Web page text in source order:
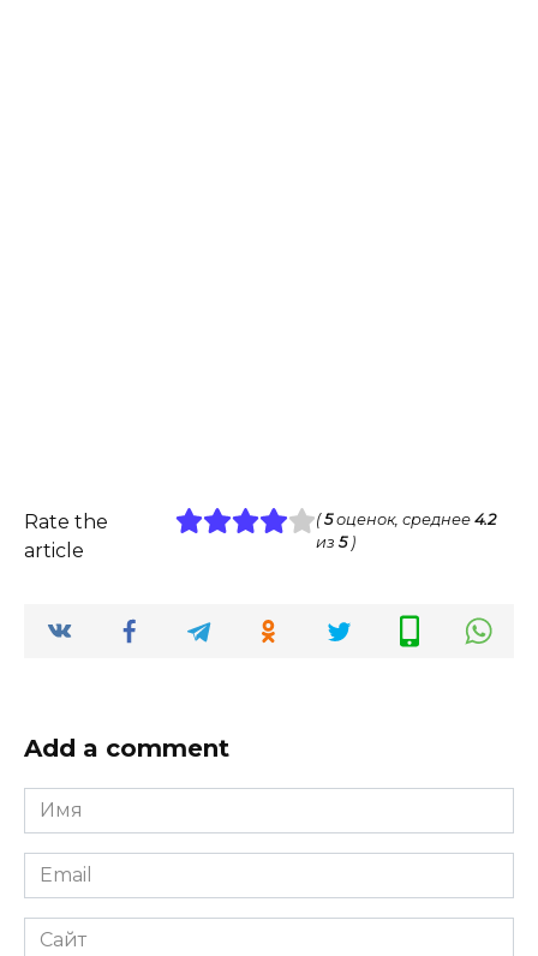
Rate the
article
(5оценок, среднее 4.2
из 5)
Add a comment
Имя
*
Email
*
Сайт